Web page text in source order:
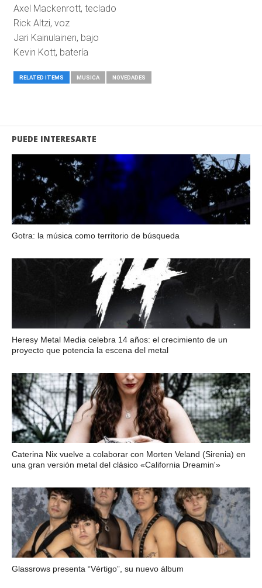
Axel Mackenrott, teclado
Rick Altzi, voz
Jari Kainulainen, bajo
Kevin Kott, batería
RELATED ITEMS MUSICA NOVEDADES
PUEDE INTERESARTE
Gotra: la música como territorio de búsqueda
Heresy Metal Media celebra 14 años: el crecimiento de un
proyecto que potencia la escena del metal
Caterina Nix vuelve a colaborar con Morten Veland (Sirenia) en
una gran versión metal del clásico «California Dreamin'»
Glassrows presenta “Vértigo”, su nuevo álbum